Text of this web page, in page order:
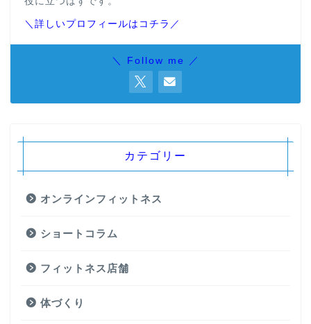
＼詳しいプロフィールはコチラ／
＼ Follow me ／
カテゴリー
オンラインフィットネス
ショートコラム
フィットネス店舗
体づくり